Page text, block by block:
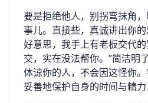
要是拒绝他人，别拐弯抹角
事儿。直接些，真诚讲出你
好意思，我手上有老板交代
交，实在没法帮你。”简洁明
体谅你的人，不会因这怪你
妥善地保护自身的时间与精力